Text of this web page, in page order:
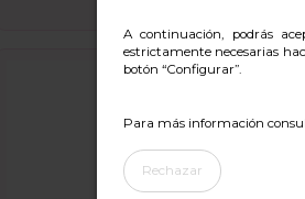
A continuación, podrás
estrictamente necesarias
botón “Configurar”.
Para más información
Rechazar